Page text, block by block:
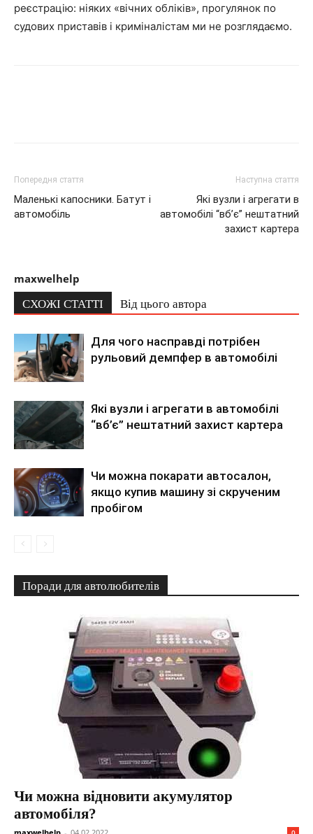
реєстрацію: ніяких «вічних обліків», прогулянок по
судових приставів і криміналістам ми не розглядаємо.
Попередня стаття
Маленькі капосники. Батут і
автомобіль
Наступна стаття
Які вузли і агрегати в
автомобілі “вб’є” нештатний
захист картера
maxwelhelp
СХОЖІ СТАТТІ Від цього автора
Для чого насправді потрібен
рульовий демпфер в автомобілі
Які вузли і агрегати в автомобілі
“вб’є” нештатний захист картера
Чи можна покарати автосалон,
якщо купив машину зі скрученим
пробігом
Поради для автолюбителів
Чи можна відновити акумулятор
автомобіля?